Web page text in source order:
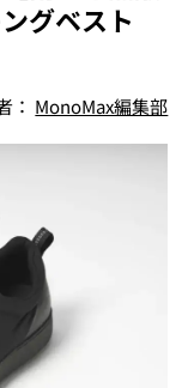
グベスト
： MonoMax編集部